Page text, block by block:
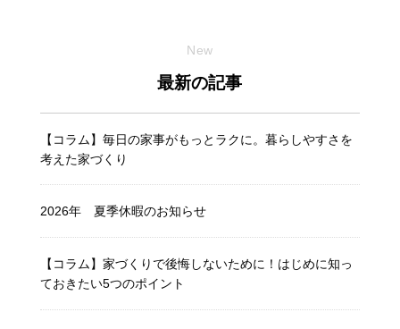
New
最新の記事
【コラム】毎日の家事がもっとラクに。暮らしやすさを
考えた家づくり
2026年 夏季休暇のお知らせ
【コラム】家づくりで後悔しないために！はじめに知っ
ておきたい5つのポイント